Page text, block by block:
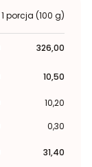
1 porcja (100 g)
326,00
10,50
10,20
0,30
31,40